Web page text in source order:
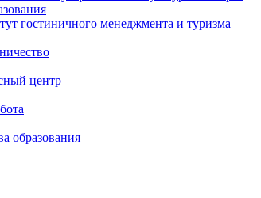
гостиничного менеджмента и туризма
центр
образования